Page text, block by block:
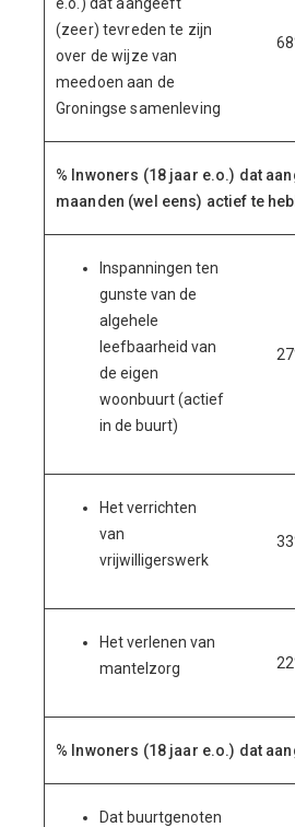
(zeer) tevreden te zijn
over de wijze van
meedoen aan de
Groningse samenleving
% Inwoners (18 jaar e.o.) dat
maanden (wel eens) actief te
Inspanningen ten
gunste van de
algehele
leefbaarheid van
de eigen
woonbuurt (actief
in de buurt)
Het verrichten
van
vrijwilligerswerk
Het verlenen van
mantelzorg
% Inwoners (18 jaar e.o.) dat
Dat buurtgenoten